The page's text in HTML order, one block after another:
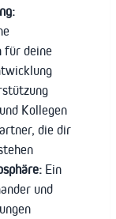
für deine
Kollegen
die dir
Ein
und